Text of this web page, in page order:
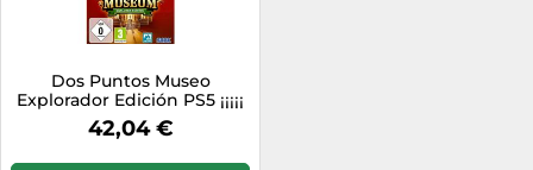
Dos Puntos Museo
Explorador Edición PS5 ¡¡¡¡¡
NUEVO + OVP
42,04 €